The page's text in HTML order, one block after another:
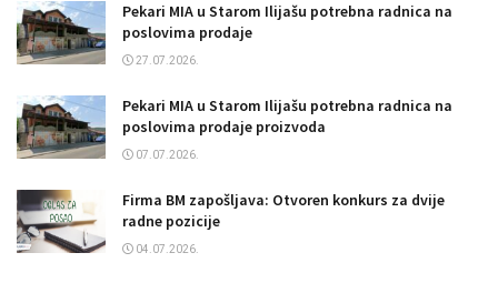
Pekari MIA u Starom Ilijašu potrebna radnica na
poslovima prodaje
27.07.2026.
Pekari MIA u Starom Ilijašu potrebna radnica na
poslovima prodaje proizvoda
07.07.2026.
Firma BM zapošljava: Otvoren konkurs za dvije
radne pozicije
04.07.2026.